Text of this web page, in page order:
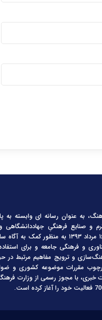
به عنوان رسانه ای وابسته به
و صنایع فرهنگیِ جهاددانشگاهی
عنوان اختصاری «سینا» از ۱۶ مرداد ۱۳۹۳ به منظور کمک به
و فرهنگی جامعه و برای
و ترویج مفاهیم مرتبط در
مقررات موضوعه کشوری و
خبری، با مجوز رسمی از وزارت